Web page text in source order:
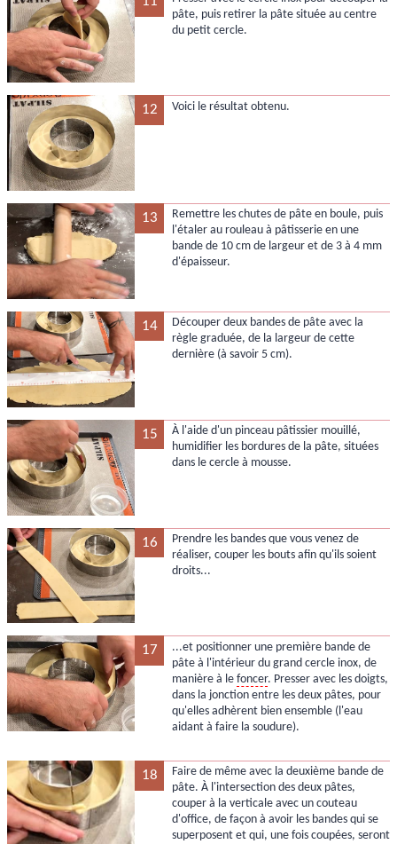
pâte, puis retirer la pâte située au centre
du petit cercle.
12 Voici le résultat obtenu.
13
Remettre les chutes de pâte en boule, puis
l'étaler au rouleau à pâtisserie en une
bande de 10 cm de largeur et de 3 à 4 mm
d'épaisseur.
14
Découper deux bandes de pâte avec la
règle graduée, de la largeur de cette
dernière (à savoir 5 cm).
15
À l'aide d'un pinceau pâtissier mouillé,
humidifier les bordures de la pâte, situées
dans le cercle à mousse.
16
Prendre les bandes que vous venez de
réaliser, couper les bouts afin qu'ils soient
droits...
17
...et positionner une première bande de
pâte à l'intérieur du grand cercle inox, de
manière à le foncer. Presser avec les doigts,
dans la jonction entre les deux pâtes, pour
qu'elles adhèrent bien ensemble (l'eau
aidant à faire la soudure).
18
Faire de même avec la deuxième bande de
pâte. À l'intersection des deux pâtes,
couper à la verticale avec un couteau
d'office, de façon à avoir les bandes qui se
superposent et qui, une fois coupées, seront